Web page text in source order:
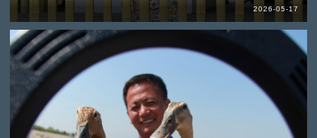
2026-05-17